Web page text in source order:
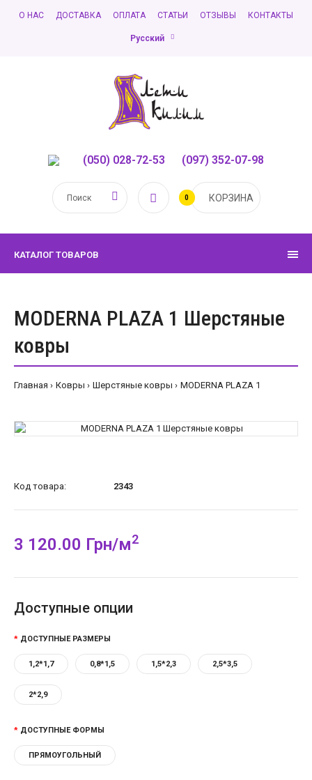
О НАС ДОСТАВКА ОПЛАТА СТАТЬИ ОТЗЫВЫ КОНТАКТЫ
Русский
(050) 028-72-53 (097) 352-07-98
0 КОРЗИНА
КАТАЛОГ ТОВАРОВ
MODERNA PLAZA 1 Шерстяные
ковры
Главная Ковры Шерстяные ковры MODERNA PLAZA 1
Код товара: 2343
3 120.00 Грн/м2
Доступные опции
ДОСТУПНЫЕ РАЗМЕРЫ
1,2*1,7 0,8*1,5 1,5*2,3 2,5*3,5
2*2,9
ДОСТУПНЫЕ ФОРМЫ
ПРЯМОУГОЛЬНЫЙ